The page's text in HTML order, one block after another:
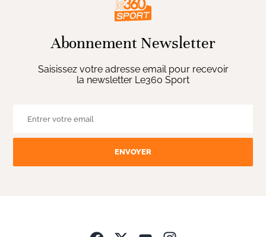
Abonnement Newsletter
Saisissez votre adresse email pour recevoir
la newsletter Le360 Sport
ENVOYER